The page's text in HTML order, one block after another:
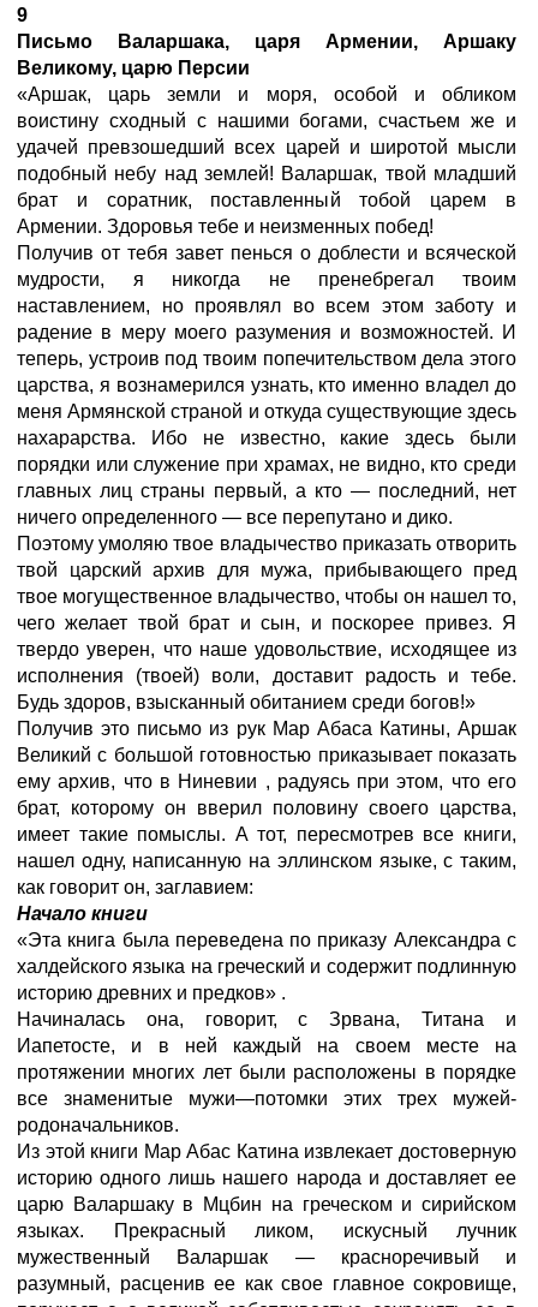
9
Письмо Валаршака, царя Армении, Аршаку
Великому, царю Персии
«Аршак, царь земли и моря, особой и обликом
воистину сходный с нашими богами, счастьем же и
удачей превзошедший всех царей и широтой мысли
подобный небу над землей! Валаршак, твой младший
брат и соратник, поставленный тобой царем в
Армении. Здоровья тебе и неизменных побед!
Получив от тебя завет пенься о доблести и всяческой
мудрости, я никогда не пренебрегал твоим
наставлением, но проявлял во всем этом заботу и
радение в меру моего разумения и возможностей. И
теперь, устроив под твоим попечительством дела этого
царства, я вознамерился узнать, кто именно владел до
меня Армянской страной и откуда существующие здесь
нахарарства. Ибо не известно, какие здесь были
порядки или служение при храмах, не видно, кто среди
главных лиц страны первый, а кто — последний, нет
ничего определенного — все перепутано и дико.
Поэтому умоляю твое владычество приказать отворить
твой царский архив для мужа, прибывающего пред
твое могущественное владычество, чтобы он нашел то,
чего желает твой брат и сын, и поскорее привез. Я
твердо уверен, что наше удовольствие, исходящее из
исполнения (твоей) воли, доставит радость и тебе.
Будь здоров, взысканный обитанием среди богов!»
Получив это письмо из рук Мар Абаса Катины, Аршак
Великий с большой готовностью приказывает показать
ему архив, что в Ниневии , радуясь при этом, что его
брат, которому он вверил половину своего царства,
имеет такие помыслы. А тот, пересмотрев все книги,
нашел одну, написанную на эллинском языке, с таким,
как говорит он, заглавием:
Начало книги
«Эта книга была переведена по приказу Александра с
халдейского языка на греческий и содержит подлинную
историю древних и предков» .
Начиналась она, говорит, с Зрвана, Титана и
Иапетосте, и в ней каждый на своем месте на
протяжении многих лет были расположены в порядке
все знаменитые мужи—потомки этих трех мужей-
родоначальников.
Из этой книги Мар Абас Катина извлекает достоверную
историю одного лишь нашего народа и доставляет ее
царю Валаршаку в Мцбин на греческом и сирийском
языках. Прекрасный ликом, искусный лучник
мужественный Валаршак — красноречивый и
разумный, расценив ее как свое главное сокровище,